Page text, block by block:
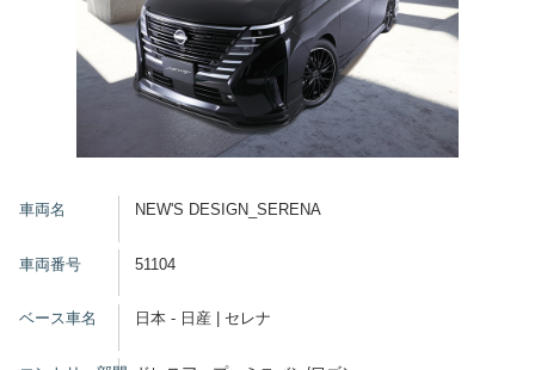
車両名 NEW'S DESIGN_SERENA
車両番号 51104
ベース車名 日本 - 日産 | セレナ